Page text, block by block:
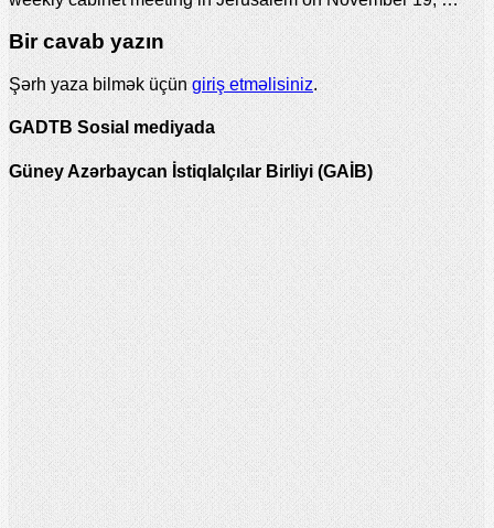
Bir cavab yazın
Şərh yaza bilmək üçüngiriş etməlisiniz.
GADTB Sosial mediyada
Güney Azərbaycan İstiqlalçılar Birliyi (GAİB)